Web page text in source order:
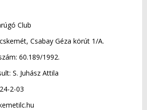
Club
Csabay Géza körút 1/A.
60.189/1992.
S. Juhász Attila
2-03